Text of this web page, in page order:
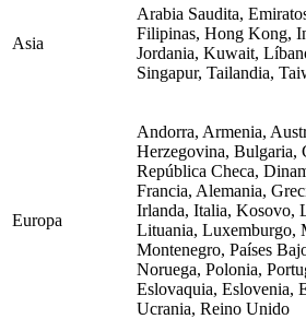
Asia
Arabia Saudita,
Filipinas, Hong Kong,
Jordania, Kuwait,
Singapur, Tailandia,
Europa
Andorra, Armenia,
Herzegovina, Bulgaria,
República Checa,
Francia, Alemania,
Irlanda, Italia, Kosovo,
Lituania, Luxemburgo,
Montenegro, Países
Noruega, Polonia,
Eslovaquia, Eslovenia,
Ucrania, Reino Unido